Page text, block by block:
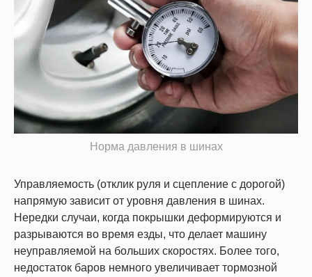
Норма давления в шинах
Управляемость (отклик руля и сцепление с дорогой)
напрямую зависит от уровня давления в шинах.
Нередки случаи, когда покрышки деформируются и
разрываются во время езды, что делает машину
неуправляемой на больших скоростях. Более того,
недостаток баров немного увеличивает тормозной